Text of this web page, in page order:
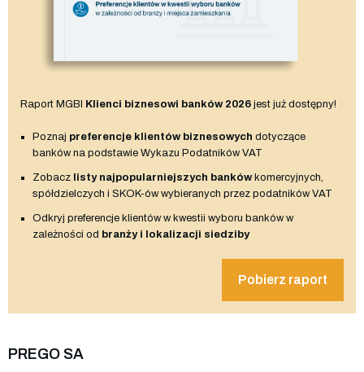
Raport MGBI Klienci biznesowi banków 2026 jest już dostępny!
Poznaj preferencje klientów biznesowych dotyczące
banków na podstawie Wykazu Podatników VAT
Zobacz listy najpopularniejszych bankówkomercyjnych,
spółdzielczych i SKOK-ów wybieranych przez podatników VAT
Odkryj preferencje klientów w kwestii wyboru banków w
zależności od branży i lokalizacji siedziby
Pobierz raport
PREGO SA